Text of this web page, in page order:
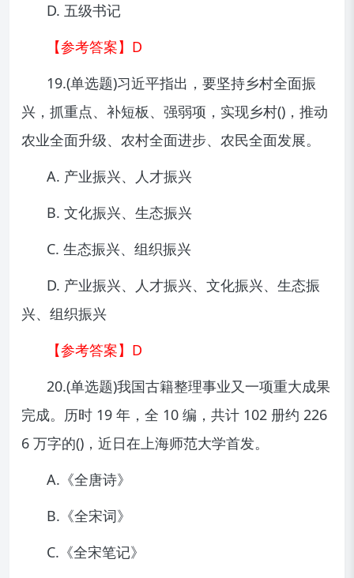
D. 五级书记
【参考答案】D
19.(单选题)习近平指出，要坚持乡村全面振
兴，抓重点、补短板、强弱项，实现乡村()，推动
农业全面升级、农村全面进步、农民全面发展。
A. 产业振兴、人才振兴
B. 文化振兴、生态振兴
C. 生态振兴、组织振兴
D. 产业振兴、人才振兴、文化振兴、生态振
兴、组织振兴
【参考答案】D
20.(单选题)我国古籍整理事业又一项重大成果
完成。历时 19 年，全 10 编，共计 102 册约 226
6 万字的()，近日在上海师范大学首发。
A.《全唐诗》
B.《全宋词》
C.《全宋笔记》